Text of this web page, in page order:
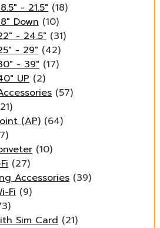
- 21.5" (18)
Down (10)
- 24.5" (31)
- 29" (42)
- 39" (17)
UP (2)
(57)
(AP) (64)
(10)
(27)
Accessories (39)
Fi (9)
Sim Card (21)